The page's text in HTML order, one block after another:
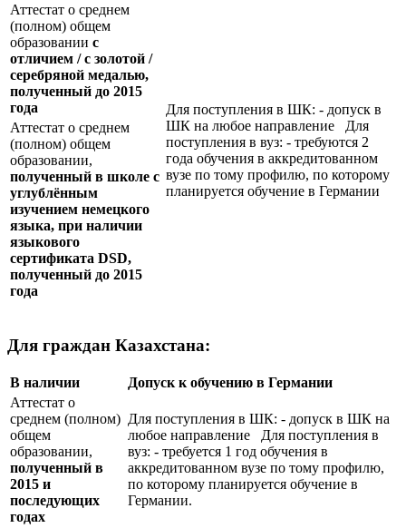
Аттестат о среднем
(полном) общем
образовании с
отличием / с золотой /
серебряной медалью,
полученный до 2015
года
Для поступления в ШК: - допуск в
ШК на любое направление Для
поступления в вуз: - требуются 2
года обучения в аккредитованном
вузе по тому профилю, по которому
планируется обучение в Германии
Аттестат о среднем
(полном) общем
образовании,
полученный в школе с
углублённым
изучением немецкого
языка, при наличии
языкового
сертификата DSD,
полученный до 2015
года
Для граждан Казахстана:
В наличии
Допуск к обучению в Германии
Аттестат о
среднем (полном)
общем
образовании,
полученный в
2015 и
последующих
годах
Для поступления в ШК: - допуск в ШК на
любое направление Для поступления в
вуз: - требуется 1 год обучения в
аккредитованном вузе по тому профилю,
по которому планируется обучение в
Германии.